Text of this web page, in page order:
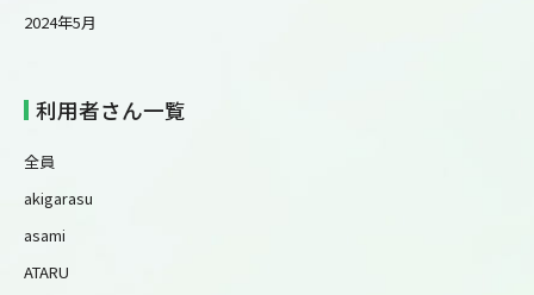
2024年5月
利用者さん一覧
全員
akigarasu
asami
ATARU